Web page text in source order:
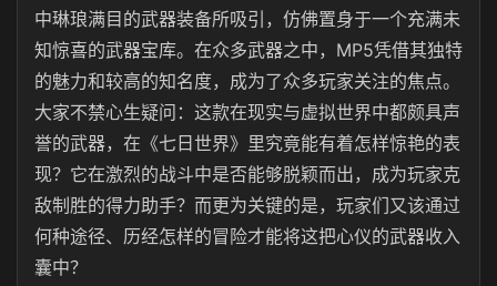
中琳琅满目的武器装备所吸引，仿佛置身于一个充满未
知惊喜的武器宝库。在众多武器之中，MP5凭借其独特
的魅力和较高的知名度，成为了众多玩家关注的焦点。
大家不禁心生疑问：这款在现实与虚拟世界中都颇具声
誉的武器，在《七日世界》里究竟能有着怎样惊艳的表
现？它在激烈的战斗中是否能够脱颖而出，成为玩家克
敌制胜的得力助手？而更为关键的是，玩家们又该通过
何种途径、历经怎样的冒险才能将这把心仪的武器收入
囊中？